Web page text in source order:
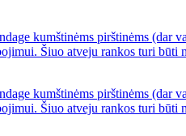
kumštinėms pirštinėms (dar
Šiuo atveju rankos turi
kumštinėms pirštinėms (dar
Šiuo atveju rankos turi būti